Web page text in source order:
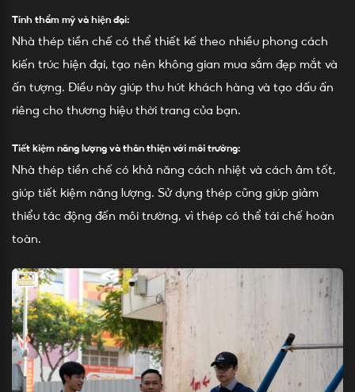
Tính thẩm mỹ và hiện đại:
Nhà thép tiền chế có thể thiết kế theo nhiều phong cách
kiến trúc hiện đại, tạo nên không gian mua sắm đẹp mắt và
ấn tượng. Điều này giúp thu hút khách hàng và tạo dấu ấn
riêng cho thương hiệu thời trang của bạn.
Tiết kiệm năng lượng và thân thiện với môi trường:
Nhà thép tiền chế có khả năng cách nhiệt và cách âm tốt,
giúp tiết kiệm năng lượng. Sử dụng thép cũng giúp giảm
thiểu tác động đến môi trường, vì thép có thể tái chế hoàn
toàn.